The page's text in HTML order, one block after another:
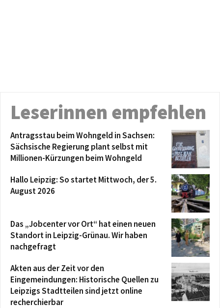
Leserinnen empfehlen
Antragsstau beim Wohngeld in Sachsen:
Sächsische Regierung plant selbst mit
Millionen-Kürzungen beim Wohngeld
Hallo Leipzig: So startet Mittwoch, der 5.
August 2026
Das „Jobcenter vor Ort“ hat einen neuen
Standort in Leipzig-Grünau. Wir haben
nachgefragt
Akten aus der Zeit vor den
Eingemeindungen: Historische Quellen zu
Leipzigs Stadtteilen sind jetzt online
recherchierbar